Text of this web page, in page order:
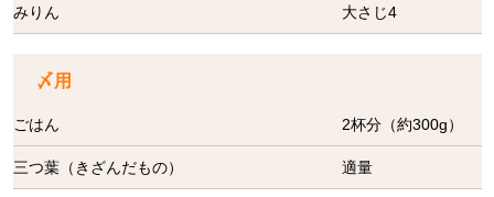
みりん 大さじ4
〆用
ごはん 2杯分（約300g）
三つ葉（きざんだもの） 適量